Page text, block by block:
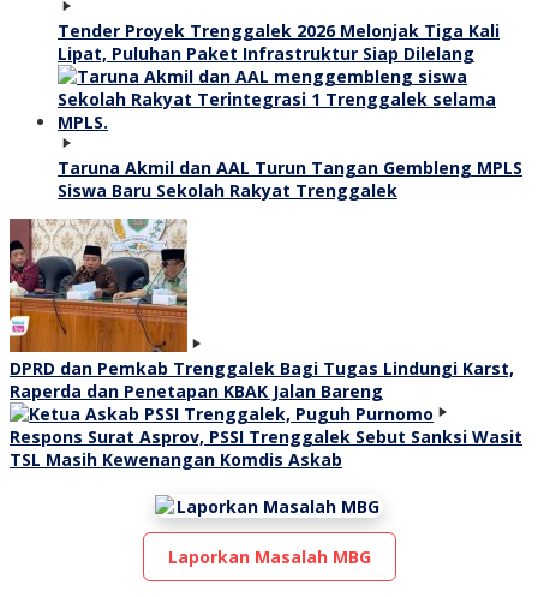
Tender Proyek Trenggalek 2026 Melonjak Tiga Kali
Lipat, Puluhan Paket Infrastruktur Siap Dilelang
Taruna Akmil dan AAL Turun Tangan Gembleng MPLS
Siswa Baru Sekolah Rakyat Trenggalek
DPRD dan Pemkab Trenggalek Bagi Tugas Lindungi Karst,
Raperda dan Penetapan KBAK Jalan Bareng
Respons Surat Asprov, PSSI Trenggalek Sebut Sanksi Wasit
TSL Masih Kewenangan Komdis Askab
Laporkan Masalah MBG